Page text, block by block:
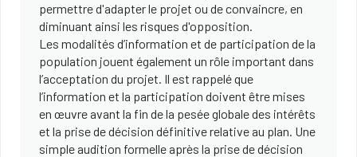
permettre d'adapter le projet ou de convaincre, en
diminuant ainsi les risques d'opposition.
Les modalités d’information et de participation de la
population jouent également un rôle important dans
l’acceptation du projet. Il est rappelé que
l’information et la participation doivent être mises
en œuvre avant la fin de la pesée globale des intérêts
et la prise de décision définitive relative au plan. Une
simple audition formelle après la prise de décision